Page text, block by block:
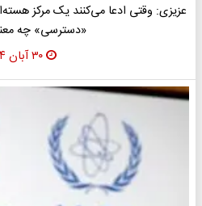
عزیزی: وقتی ادعا می‌کنند یک مرکز
«دسترسی» چه
۳۰ آبان ۱۴۰۴